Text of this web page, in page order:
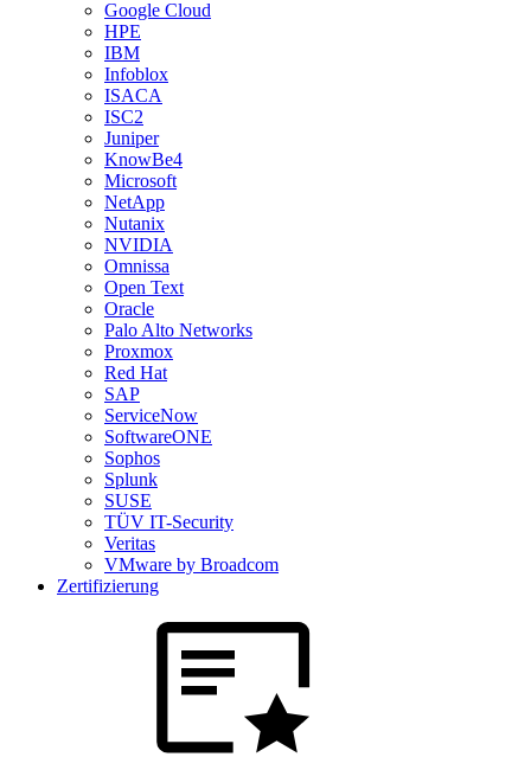
Google Cloud
HPE
IBM
Infoblox
ISACA
ISC2
Juniper
KnowBe4
Microsoft
NetApp
Nutanix
NVIDIA
Omnissa
Open Text
Oracle
Palo Alto Networks
Proxmox
Red Hat
SAP
ServiceNow
SoftwareONE
Sophos
Splunk
SUSE
TÜV IT-Security
Veritas
VMware by Broadcom
Zertifizierung